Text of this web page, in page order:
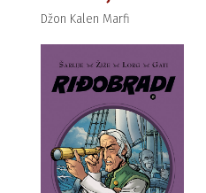
Džon Kalen Marfi